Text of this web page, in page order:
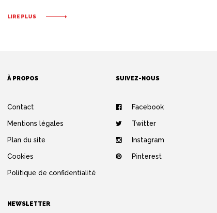
LIRE PLUS
À PROPOS
Contact
Mentions légales
Plan du site
Cookies
Politique de confidentialité
SUIVEZ-NOUS
Facebook
Twitter
Instagram
Pinterest
NEWSLETTER